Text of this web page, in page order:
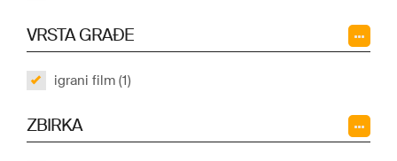
VRSTA GRAĐE
igrani film (1)
ZBIRKA